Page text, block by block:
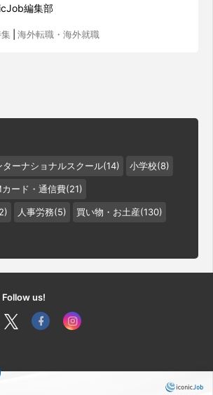
編集部
海外転職・海外就職
ターナショナルスクール(14) 小学校(8)
カード・通信費(21)
人事労務(5) 買い物・お土産(130)
Follow us!